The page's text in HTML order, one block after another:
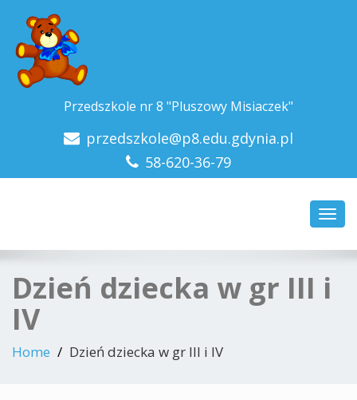
Przedszkole nr 8 "Pluszowy Misiaczek"
przedszkole@p8.edu.gdynia.pl
58-620-36-79
Dzień dziecka w gr III i
IV
Home Dzień dziecka w gr III i IV